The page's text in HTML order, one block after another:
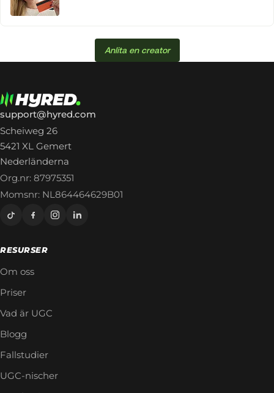
Anlita en creator
support@hyred.com
Scheiweg 26
5421 XL Gemert
Nederländerna
Org.nr: 87975351
Momsnr: NL864464629B01
RESURSER
Om oss
Priser
Vad är UGC
Blogg
Fallstudier
UGC-nischer